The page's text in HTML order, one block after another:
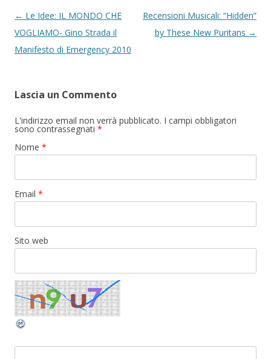
Navigazione articolo
← Le Idee: IL MONDO CHE
VOGLIAMO- Gino Strada il
Manifesto di Emergency 2010
Recensioni Musicali: “Hidden”
by These New Puritans →
Lascia un Commento
L'indirizzo email non verrà pubblicato. I campi obbligatori
sono contrassegnati *
Nome *
Email *
Sito web